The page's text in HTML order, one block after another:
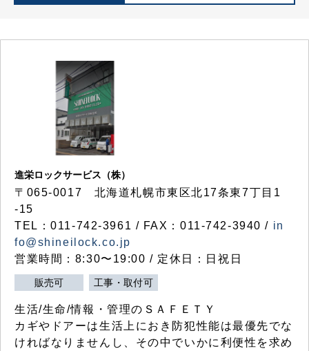
進栄ロックサービス（株）
〒065-0017 北海道札幌市東区北17条東7丁目1
-15
TEL：011-742-3961 / FAX：011-742-3940 / in
fo@shineilock.co.jp
営業時間：8:30〜19:00 / 定休日：日祝日
販売可 工事・取付可
生活/生命/情報・管理のＳＡＦＥＴＹ
カギやドアーは生活上におき防犯性能は最優先でな
ければなりませんし、その中でいかに利便性を求め